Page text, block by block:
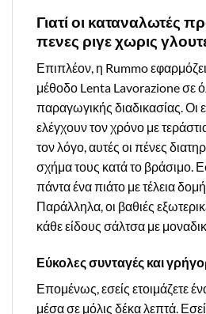
Γιατί οι καταναλωτές
πενες ριγε χωρις
Επιπλέον, η Rummo
μέθοδο Lenta Lavorazione σε
παραγωγικής διαδικασίας. Οι
ελέγχουν τον χρόνο με
τον λόγο, αυτές οι πένες
σχήμα τους κατά το βράσιμο.
πάντα ένα πιάτο με τέλεια
Παράλληλα, οι βαθιές
κάθε είδους σάλτσα με
Εύκολες συνταγές και
Επομένως, εσείς ετοιμάζετε
μέσα σε μόλις δέκα λεπτά.